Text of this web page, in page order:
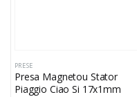
PRESE
Presa Magnetou Stator
Piaggio Ciao Si 17x1mm